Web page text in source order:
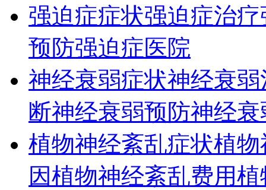
强迫症症状强迫症治疗
预防强迫症医院
神经衰弱症状神经衰弱
断神经衰弱预防神经
植物神经紊乱症状植物
因植物神经紊乱费用植